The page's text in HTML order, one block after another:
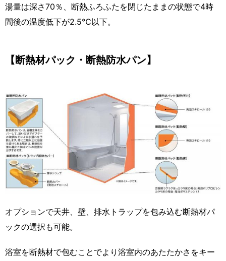
湯量は深さ70％、断熱ふろふたを閉じたままの状態で4時
間後の温度低下が2.5℃以下。
【断熱材パック・断熱防水パン】
オプションで天井、壁、排水トラップを包み込む断熱材パ
ックの選択も可能。
浴室を断熱材で包むことでより浴室内のあたたかさをキー